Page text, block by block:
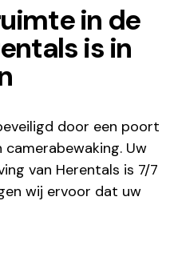
in de
is in
door een poort
Uw
van Herentals is 7/7
wij ervoor dat uw